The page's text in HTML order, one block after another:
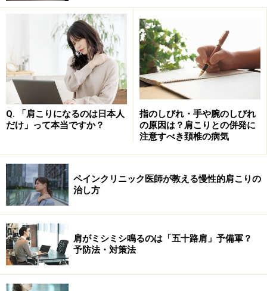
の筋肉にも作用するという実験結果もあります。しっか
りと朝の起床時にセロトニン神経系が働くようにしたい
ものです。
ストレスとセロトニンの関係性
ヒトが強いストレスにさらされた場合に、血圧や心拍数
を上昇させるといった交感神経系の働きが高まります
セロトニンは、ノルアドレナリンを抑制する働きがある
ため、セロトニンが不足すると、強い恐怖感や不安感に
見舞われパニックを起こす可能性があると言われていま
す。
長期間に渡るストレスの強い生活では、セロトニン不足
を招き、感情のコントロールが不安定になりますので、
Q. 「肩こりになるのは日本人
だけ」って本当ですか？
指のしびれ・手や腕のしびれ
の原因は？肩こりとの併発に
注意すべき頚椎の病気
ペインクリニック医師が教える慢性的肩こりの
治し方
肩がミシミシ鳴るのは「五十路肩」予備軍？
予防法・対策法